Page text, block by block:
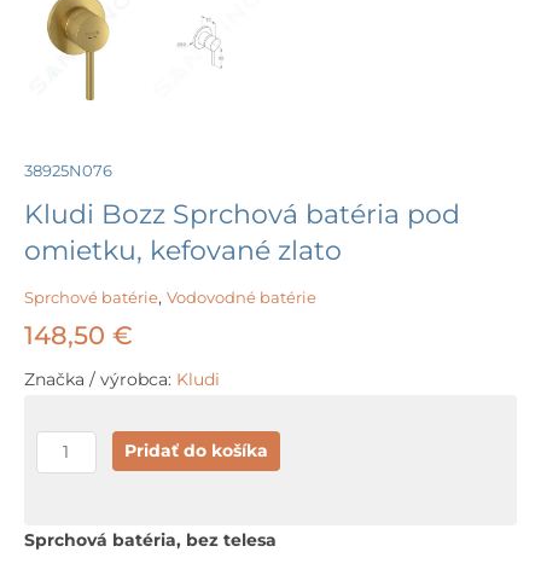
38925N076
Kludi Bozz Sprchová batéria pod
omietku, kefované zlato
Sprchové batérie, Vodovodné batérie
148,50 €
Značka / výrobca: Kludi
množstvo
Kludi
Sprchová
Pridať do košíka
Sprchová batéria, bez telesa